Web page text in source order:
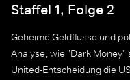
Staffel 1, Folge 2
Geheime Geldflüsse und
Analyse, wie "Dark Money"
United-Entscheidung die